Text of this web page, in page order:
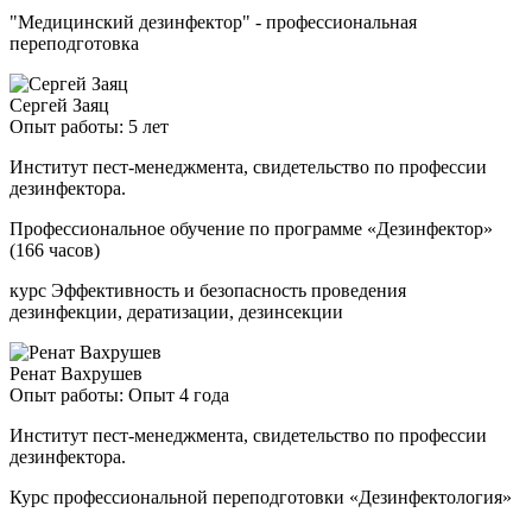
"Медицинский дезинфектор" - профессиональная
переподготовка
Сергей Заяц
Опыт работы: 5 лет
Институт пест-менеджмента, свидетельство по профессии
дезинфектора.
Профессиональное обучение по программе «Дезинфектор»
(166 часов)
курс Эффективность и безопасность проведения
дезинфекции, дератизации, дезинсекции
Ренат Вахрушев
Опыт работы: Опыт 4 года
Институт пест-менеджмента, свидетельство по профессии
дезинфектора.
Курс профессиональной переподготовки «Дезинфектология»